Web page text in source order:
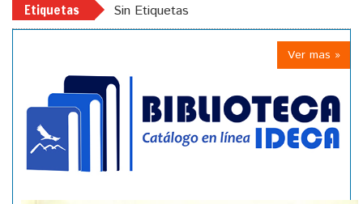
Etiquetas Sin Etiquetas
Ver mas »